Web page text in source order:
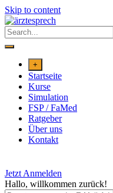
Skip to content
+
Startseite
Kurse
Simulation
FSP / FaMed
Ratgeber
Über uns
Kontakt
Jetzt Anmelden
Hallo, willkommen zurück!